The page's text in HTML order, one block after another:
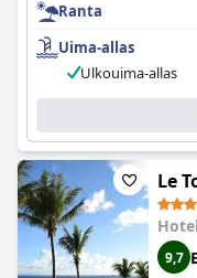
yöpyä tällä auringon
loman täynnä
Ranta
Uima-allas
Ulkouima-allas
Le
9,7